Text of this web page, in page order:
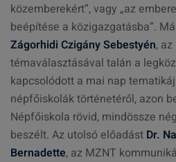
közemberekért”, vagy „az
beépítése a közigazgatásba”.
Zágorhidi Czigány Sebestyén, az
témaválasztásával talán a
kapcsolódott a mai nap
népfőiskolák történetéről, azon
Népfőiskola rövid, mindössze
beszélt. Az utolsó előadást Dr.
Bernadette, az MZNT